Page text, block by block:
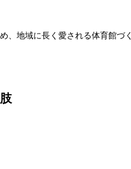
、地域に長く愛される体育館づく